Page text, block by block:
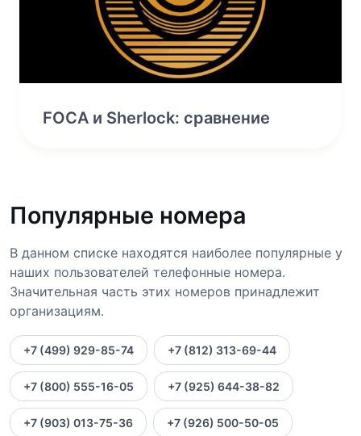
FOCA и Sherlock: сравнение
Популярные номера
В данном списке находятся наиболее популярные у
наших пользователей телефонные номера.
Значительная часть этих номеров принадлежит
организациям.
+7 (499) 929-85-74 +7 (812) 313-69-44
+7 (800) 555-16-05 +7 (925) 644-38-82
+7 (903) 013-75-36 +7 (926) 500-50-05